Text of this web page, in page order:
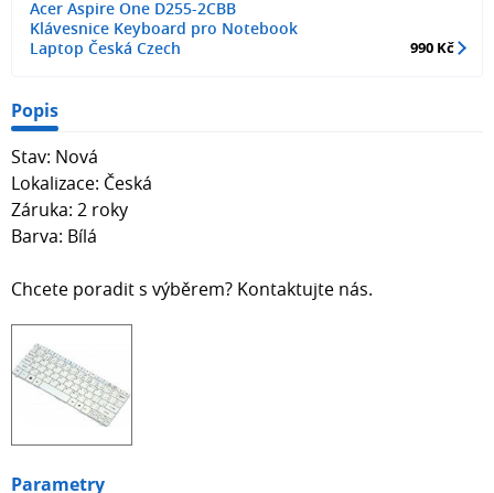
Acer Aspire One D255-2CBB
Klávesnice Keyboard pro Notebook
Laptop Česká Czech
990 Kč
Popis
Stav: Nová
Lokalizace: Česká
Záruka: 2 roky
Barva: Bílá
Chcete poradit s výběrem? Kontaktujte nás.
Parametry